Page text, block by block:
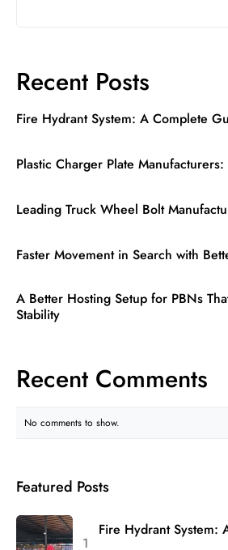
Recent Posts
Fire Hydrant System: A Complete
Plastic Charger Plate
Leading Truck Wheel Bolt
Faster Movement in Search with
A Better Hosting Setup for PBNs
Stability
Recent Comments
No comments to show.
Featured Posts
Fire Hydrant System: